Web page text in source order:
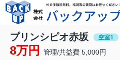
プリンシピオ赤坂 空室1
8万円 管理/共益費 5,000円